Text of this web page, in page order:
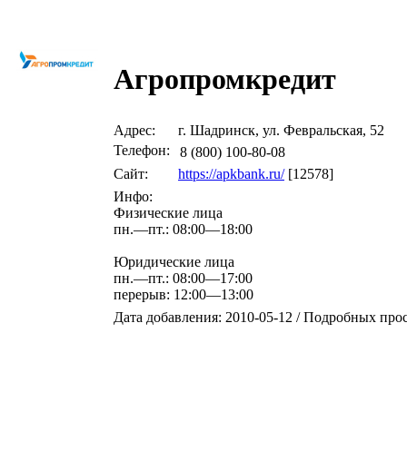
Агропромкредит
Адрес:
г. Шадринск, ул. Февральская, 52
Телефон:
8 (800) 100-80-08
Сайт:
https://apkbank.ru/[12578]
Инфо:
Физические лица
пн.—пт.: 08:00—18:00
Юридические лица
пн.—пт.: 08:00—17:00
перерыв: 12:00—13:00
Дата добавления: 2010-05-12 / Подробных